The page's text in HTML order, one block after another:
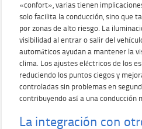
«confort», varias tienen
solo facilita la conducción, sino que
por zonas de alto riesgo. La
visibilidad al entrar o salir del
automáticos ayudan a mantener la
clima. Los ajustes eléctricos de los
reduciendo los puntos ciegos y
controladas sin problemas en
contribuyendo así a una conducción
La integración con